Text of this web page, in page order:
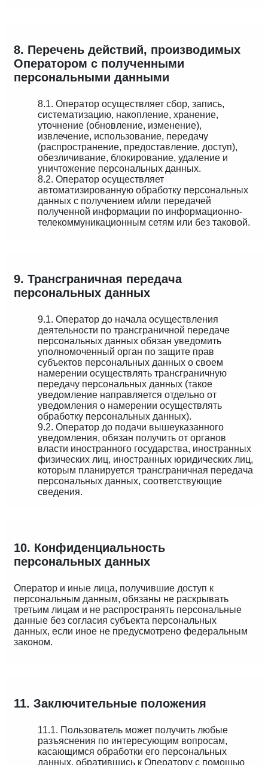
8. Перечень действий, производимых
Оператором с полученными
персональными данными
8.1. Оператор осуществляет сбор, запись,
систематизацию, накопление, хранение,
уточнение (обновление, изменение),
извлечение, использование, передачу
(распространение, предоставление, доступ),
обезличивание, блокирование, удаление и
уничтожение персональных данных.
8.2. Оператор осуществляет
автоматизированную обработку персональных
данных с получением и/или передачей
полученной информации по информационно-
телекоммуникационным сетям или без таковой.
9. Трансграничная передача
персональных данных
9.1. Оператор до начала осуществления
деятельности по трансграничной передаче
персональных данных обязан уведомить
уполномоченный орган по защите прав
субъектов персональных данных о своем
намерении осуществлять трансграничную
передачу персональных данных (такое
уведомление направляется отдельно от
уведомления о намерении осуществлять
обработку персональных данных).
9.2. Оператор до подачи вышеуказанного
уведомления, обязан получить от органов
власти иностранного государства, иностранных
физических лиц, иностранных юридических лиц,
которым планируется трансграничная передача
персональных данных, соответствующие
сведения.
10. Конфиденциальность
персональных данных
Оператор и иные лица, получившие доступ к
персональным данным, обязаны не раскрывать
третьим лицам и не распространять персональные
данные без согласия субъекта персональных
данных, если иное не предусмотрено федеральным
законом.
11. Заключительные положения
11.1. Пользователь может получить любые
разъяснения по интересующим вопросам,
касающимся обработки его персональных
данных, обратившись к Оператору с помощью